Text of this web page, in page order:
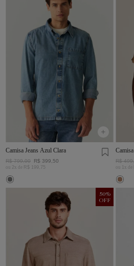
Camisa Jeans Azul Clara
R$ 799,00 R$ 399 50
ou 2 x de R$ 75
Curta
R$ 499,
ou x de
50%
OFF